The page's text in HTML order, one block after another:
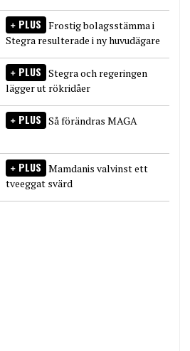
PLUS Frostig bolagsstämma i
Stegra resulterade i ny huvudägare
PLUS Stegra och regeringen
lägger ut rökridåer
PLUS Så förändras MAGA
PLUS Mamdanis valvinst ett
tveeggat svärd